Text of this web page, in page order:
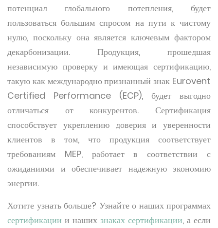
потенциал глобального потепления, будет
пользоваться большим спросом на пути к чистому
нулю, поскольку она является ключевым фактором
декарбонизации. Продукция, прошедшая
независимую проверку и имеющая сертификацию,
такую как международно признанный знак Eurovent
Certified Performance (ECP), будет выгодно
отличаться от конкурентов. Сертификация
способствует укреплению доверия и уверенности
клиентов в том, что продукция соответствует
требованиям MEP, работает в соответствии с
ожиданиями и обеспечивает надежную экономию
энергии.
Хотите узнать больше? Узнайте о наших программах
сертификации и наших знаках сертификации, а если